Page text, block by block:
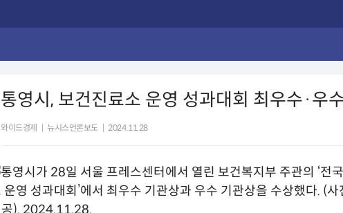
통영시, 보건진료소 운영 성과대회 최우수·우
와이드경제 뉴시스언론보도 2024.11.28